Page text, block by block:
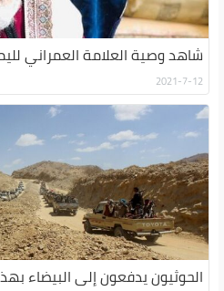
شاهد وصية العلامة العمراني
2021-7-12
الحوثيون يدفعون إلى البيضاء